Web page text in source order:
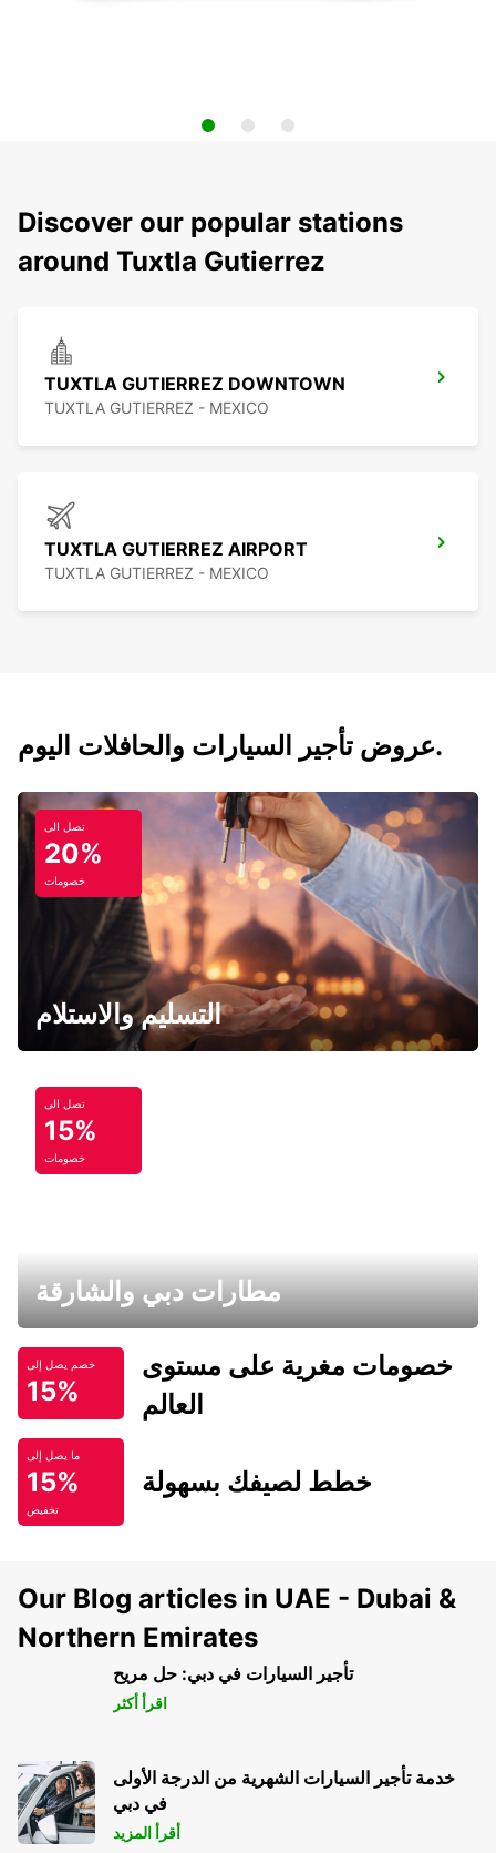
Discover our popular stations
around Tuxtla Gutierrez
TUXTLA GUTIERREZ DOWNTOWN
TUXTLA GUTIERREZ - MEXICO
TUXTLA GUTIERREZ AIRPORT
TUXTLA GUTIERREZ - MEXICO
عروض تأجير السيارات والحافلات اليوم.
تصل الى
20%
خصومات
التسليم والاستلام
تصل الى
15%
خصومات
مطارات دبي والشارقة
خصم يصل إلى
15%
خصومات مغرية على مستوى
العالم
ما يصل إلى
15%
تخفيض
خطط لصيفك بسهولة
Our Blog articles in UAE - Dubai &
Northern Emirates
تأجير السيارات في دبي: حل مريح
اقرأ أكثر
خدمة تأجير السيارات الشهرية من الدرجة الأولى
في دبي
أقرأ المزيد